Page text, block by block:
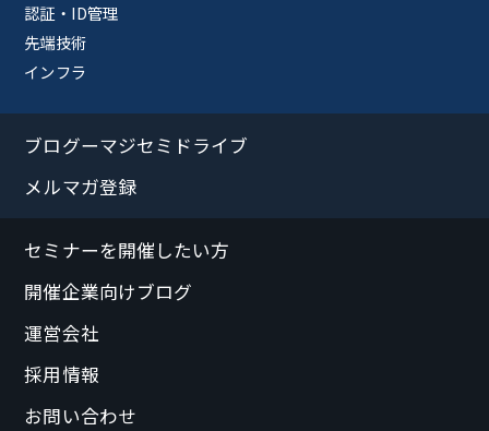
認証・ID管理
先端技術
インフラ
ブログーマジセミドライブ
メルマガ登録
セミナーを開催したい方
開催企業向けブログ
運営会社
採用情報
お問い合わせ